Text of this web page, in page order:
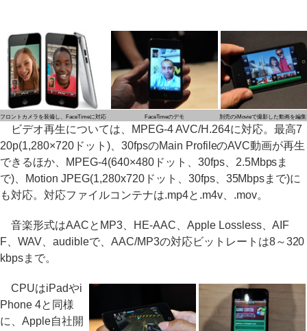
フロントカメラを装備し、FaceTimeに対応 FaceTimeのデモ 別売のiMovieで撮影した動画を編
ビデオ再生については、MPEG-4 AVC/H.264に対応。最高7
20p(1,280×720ドット)、30fpsのMain ProfileのAVC動画が再生
できるほか、MPEG-4(640×480ドット、30fps、2.5Mbpsま
で)、Motion JPEG(1,280x720ドット、30fps、35Mbpsまで)に
も対応。対応ファイルコンテナは.mp4と.m4v、.mov。
音楽形式はAACとMP3、HE-AAC、Apple Lossless、AIF
F、WAV、audibleで、AAC/MP3の対応ビットレートは8～320
kbpsまで。
CPUはiPadやi
Phone 4と同様
に、Apple自社開